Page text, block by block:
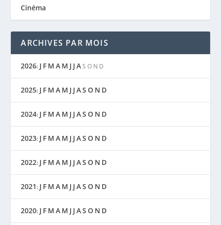
Cinéma
ARCHIVES PAR MOIS
2026: J F M A M J J A S O N D
2025: J F M A M J J AS O N D
2024: J F M A M J J AS O N D
2023: J F M A M J J AS O N D
2022: J F M A M J J AS O N D
2021: J F M A M J J AS O N D
2020: J F M A M J J AS O N D